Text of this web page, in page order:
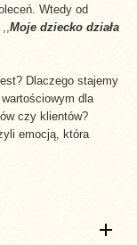
Wtedy od
,,Moje dziecko działa
Dlaczego stajemy
dla
czy klientów?
emocją, która